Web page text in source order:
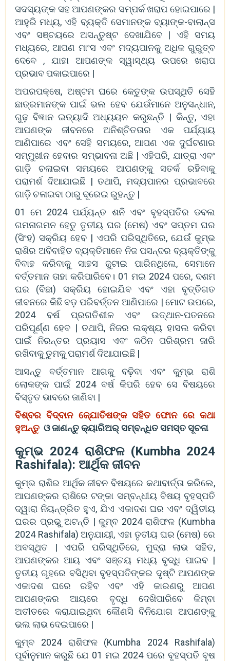
ସଦସ୍ୟଙ୍କ ସହ ଆପଣଙ୍କର ସମ୍ପର୍କ ଖରାପ ହୋଇପାରେ |
ଆହୁରି ମଧ୍ୟ, ଏହି ବ୍ୟକ୍ତି ସେମାନଙ୍କ ବ୍ୟାଙ୍କ-ବାଲାନ୍ସ
ଏବଂ ସଞ୍ଚୟରେ ଅସନ୍ତୁଷ୍ଟ ଦେଖାଯିବେ | ଏହି ସମୟ
ମଧ୍ୟରେ, ଆପଣ ମାଂସ ଏବଂ ମଦ୍ୟପାନକୁ ଅଧିକ ଗୁରୁତ୍ବ
ଦେବେ , ଯାହା ଆପଣଙ୍କ ସ୍ୱାସ୍ଥ୍ୟ ଉପରେ ଖରାପ
ପ୍ରଭାବ ପକାଇପାରେ |
ଅପରପକ୍ଷେ, ଅଷ୍ଟମ ଘରେ କେତୁଙ୍କ ଉପସ୍ଥିତି ସେହି
ଛାତ୍ରମାନଙ୍କ ପାଇଁ ଭଲ ହେବ ଯେଉଁମାନେ ଅନୁସନ୍ଧାନ,
ଗୁଢ଼ ବିଜ୍ଞାନ ଇତ୍ୟାଦି ଅଧ୍ୟୟନ କରୁଛନ୍ତି | କିନ୍ତୁ, ଏହା
ଆପଣଙ୍କ ଜୀବନରେ ଅନିଶ୍ଚିତତାର ଏକ ପର୍ଯ୍ୟାୟ
ଆଣିପାରେ ଏବଂ ସେହି ସମୟରେ, ଆପଣ ଏକ ଦୁର୍ଘଟଣାର
ସମ୍ମୁଖୀନ ହେବାର ସମ୍ଭାବନା ଅଛି | ଏହିପରି, ଯାତ୍ରା ଏବଂ
ଗାଡ଼ି ଚଳାଇବା ସମୟରେ ଆପଣଙ୍କୁ ସତର୍କ ରହିବାକୁ
ପରାମର୍ଶ ଦିଆଯାଇଛି | ତଥାପି, ମଦ୍ୟପାନର ପ୍ରଭାବରେ
ଗାଡ଼ି ଚଳାଇବା ଠାରୁ ଦୂରେଇ ରୁହନ୍ତୁ |
01 ମେ 2024 ପର୍ଯ୍ୟନ୍ତ ଶନି ଏବଂ ବୃହସ୍ପତିର ଡବଲ
ଗମନାଗମନ ହେତୁ ତୃତୀୟ ଘର (ମେଷ) ଏବଂ ସପ୍ତମ ଘର
(ସିଂହ) ସକ୍ରିୟ ହେବ | ଏପରି ପରିସ୍ଥିତିରେ, ଯେଉଁ କୁମ୍ଭ
ରାଶିର ଅବିବାହିତ ବ୍ୟକ୍ତିମାନେ ନିଜ ପସନ୍ଦର ବ୍ୟକ୍ତିଙ୍କୁ
ବିବାହ କରିବାକୁ ସାହସ ଜୁଟାଇ ପାରିନଥିଲେ, ସେମାନେ
ବର୍ତ୍ତମାନ ତାହା କରିପାରିବେ। 01 ମଇ 2024 ପରେ, ଦଶମ
ଘର (ବିଛା) ସକ୍ରିୟ ହୋଇଯିବ ଏବଂ ଏହା ବୃତ୍ତିଗତ
ଜୀବନରେ କିଛି ବଡ଼ ପରିବର୍ତ୍ତନ ଆଣିପାରେ | ମୋଟ ଉପରେ,
2024 ବର୍ଷ ପ୍ରଗତିଶୀଳ ଏବଂ ଉତ୍ଥାନ-ପତନରେ
ପରିପୂର୍ଣ୍ଣ ହେବ | ତଥାପି, ନିଜର ଲକ୍ଷ୍ୟ ହାସଲ କରିବା
ପାଇଁ ନିରନ୍ତର ପ୍ରୟାସ ଏବଂ କଠିନ ପରିଶ୍ରମ ଜାରି
ରଖିବାକୁ ତୁମକୁ ପରାମର୍ଶ ଦିଆଯାଇଛି |
ଆସନ୍ତୁ ବର୍ତ୍ତମାନ ଆଗକୁ ବଢ଼ିବା ଏବଂ କୁମ୍ଭ ରାଶି
ଲୋକଙ୍କ ପାଇଁ 2024 ବର୍ଷ କିପରି ହେବ ସେ ବିଷୟରେ
ବିସ୍ତୃତ ଭାବରେ ଜାଣିବା |
ବିଶ୍ବର ବିଦ୍ବାନ ଜ୍ଯୋତିଷଙ୍କ ସହିତ ଫୋନ ରେ କଥା
ହୁଅନ୍ତୁ ଓ ଜାଣନ୍ତୁ କ୍ୟାରିଅର୍ ସମ୍ବନ୍ଧିତ ସମସ୍ତ ସୂଚନା
କୁମ୍ଭ 2024 ରାଶିଫଳ (Kumbha 2024
Rashifala): ଆର୍ଥିକ ଜୀବନ
କୁମ୍ଭ ରାଶିର ଆର୍ଥିକ ଜୀବନ ବିଷୟରେ କଥାବାର୍ତ୍ତା କରିଲେ,
ଆପଣଙ୍କର ରାଶିରେ ଟଙ୍କା ସମ୍ବନ୍ଧୀୟ ବିଷୟ ବୃହସ୍ପତି
ଦ୍ୱାରା ନିୟନ୍ତ୍ରିତ ହୁଏ, ଯିଏ ଏକାଦଶ ଘର ଏବଂ ଦ୍ୱିତୀୟ
ଘରର ପ୍ରଭୁ ଅଟନ୍ତି | କୁମ୍ବ 2024 ରାଶିଫଳ (Kumbha
2024 Rashifala) ଅନୁଯାୟୀ, ଏହା ତୃତୀୟ ଘର (ମେଷ) ରେ
ଅବସ୍ଥିତ | ଏପରି ପରିସ୍ଥିତିରେ, ମୁଦ୍ରା ଲାଭ ସହିତ,
ଆପଣଙ୍କର ଆୟ ଏବଂ ସଞ୍ଚୟ ମଧ୍ୟ ବୃଦ୍ଧି ପାଇବ |
ତୃତୀୟ ଗୃହରେ ବସିଥିବା ବୃହସ୍ପତିଙ୍କର ଦୃଷ୍ଟି ଆପଣଙ୍କ
ଏକାଦଶ ଘରେ ରହିବ ଏବଂ ଏହି କାରଣରୁ ଆପଣ
ଆପଣଙ୍କର ଆୟରେ ବୃଦ୍ଧି ଦେଖିପାରିବେ କିମ୍ବା
ଅତୀତରେ କରାଯାଇଥିବା କୌଣସି ବିନିଯୋଗ ଆପଣଙ୍କୁ
ଭଲ ଲାଭ ଦେଇପାରେ |
କୁମ୍ବ 2024 ରାଶିଫଳ (Kumbha 2024 Rashifala)
ପୂର୍ବାନୁମାନ କରୁଛି ଯେ 01 ମଇ 2024 ପରେ ବୃହସ୍ପତି ବୃଷ